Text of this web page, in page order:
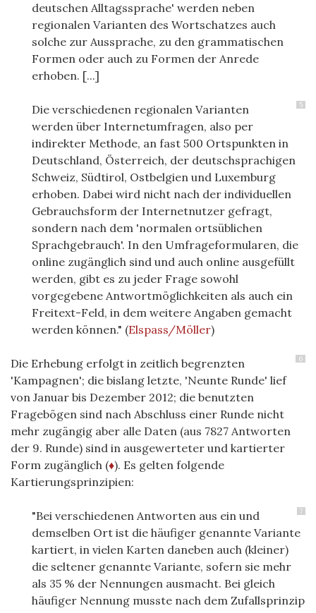
deutschen Alltagssprache' werden neben
regionalen Varianten des Wortschatzes auch
solche zur Aussprache, zu den grammatischen
Formen oder auch zu Formen der Anrede
erhoben. [...]
5
Die verschiedenen regionalen Varianten
werden über Internetumfragen, also per
indirekter Methode, an fast 500 Ortspunkten in
Deutschland, Österreich, der deutschsprachigen
Schweiz, Südtirol, Ostbelgien und Luxemburg
erhoben. Dabei wird nicht nach der individuellen
Gebrauchsform der Internetnutzer gefragt,
sondern nach dem 'normalen ortsüblichen
Sprachgebrauch'. In den Umfrageformularen, die
online zugänglich sind und auch online ausgefüllt
werden, gibt es zu jeder Frage sowohl
vorgegebene Antwortmöglichkeiten als auch ein
Freitext-Feld, in dem weitere Angaben gemacht
werden können." (Elspass/Möller)
6
Die Erhebung erfolgt in zeitlich begrenzten
'Kampagnen'; die bislang letzte, 'Neunte Runde' lief
von Januar bis Dezember 2012; die benutzten
Fragebögen sind nach Abschluss einer Runde nicht
mehr zugängig aber alle Daten (aus 7827 Antworten
der 9. Runde) sind in ausgewerteter und kartierter
Form zugänglich (♦). Es gelten folgende
Kartierungsprinzipien:
7
"Bei verschiedenen Antworten aus ein und
demselben Ort ist die häufiger genannte Variante
kartiert, in vielen Karten daneben auch (kleiner)
die seltener genannte Variante, sofern sie mehr
als 35 % der Nennungen ausmacht. Bei gleich
häufiger Nennung musste nach dem Zufallsprinzip